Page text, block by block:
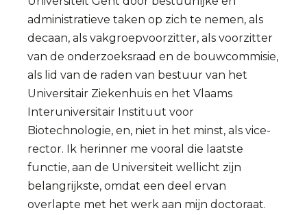
administratieve taken op zich te nemen, als
decaan, als vakgroepvoorzitter, als voorzitter
van de onderzoeksraad en de bouwcommisie,
als lid van de raden van bestuur van het
Universitair Ziekenhuis en het Vlaams
Interuniversitair Instituut voor
Biotechnologie, en, niet in het minst, als vice-
rector. Ik herinner me vooral die laatste
functie, aan de Universiteit wellicht zijn
belangrijkste, omdat een deel ervan
overlapte met het werk aan mijn doctoraat.